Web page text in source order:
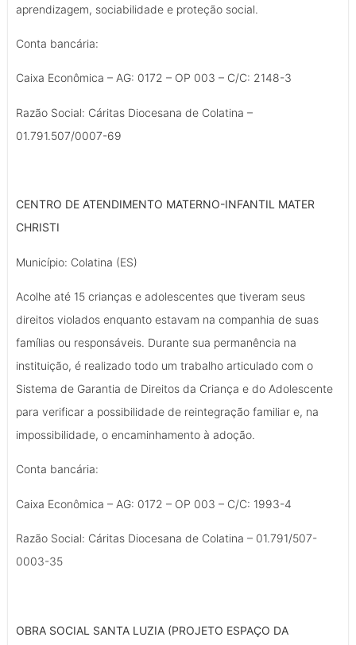
aprendizagem, sociabilidade e proteção social.
Conta bancária:
Caixa Econômica – AG: 0172 – OP 003 – C/C: 2148-3
Razão Social: Cáritas Diocesana de Colatina –
01.791.507/0007-69
CENTRO DE ATENDIMENTO MATERNO-INFANTIL MATER
CHRISTI
Município: Colatina (ES)
Acolhe até 15 crianças e adolescentes que tiveram seus
direitos violados enquanto estavam na companhia de suas
famílias ou responsáveis. Durante sua permanência na
instituição, é realizado todo um trabalho articulado com o
Sistema de Garantia de Direitos da Criança e do Adolescente
para verificar a possibilidade de reintegração familiar e, na
impossibilidade, o encaminhamento à adoção.
Conta bancária:
Caixa Econômica – AG: 0172 – OP 003 – C/C: 1993-4
Razão Social: Cáritas Diocesana de Colatina – 01.791/507-
0003-35
OBRA SOCIAL SANTA LUZIA (PROJETO ESPAÇO DA